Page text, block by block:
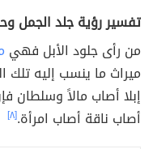
تفسير رؤية جلد الجمل
من رأى جلود الأبل فهي
ميراث ما ينسب إليه تلك
إبلا أصاب مالاً وسلطان
أصاب ناقة أصاب امرأة.[٨]